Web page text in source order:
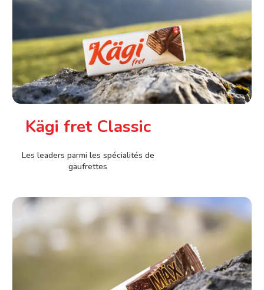
Kägi fret Classic
Les leaders parmi les spécialités de
gaufrettes